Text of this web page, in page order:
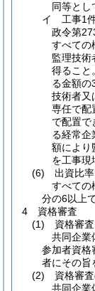
同等とし
イ 工事1件
政令第
すべての
監理技術
得ること
る金額の
技術者又
専任で配
で配置で
る経常企
額により
を工事現
(6) 出資比率
すべての
分の6以上
4 資格審査
(1) 資格審査
共同企業
参加者資格
者にその旨
(2) 資格審査
共同企業